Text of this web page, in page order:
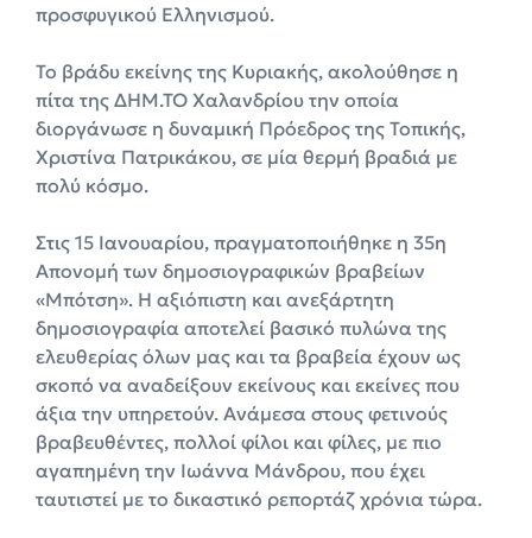
προσφυγικού Ελληνισμού.
To βράδυ εκείνης της Κυριακής, ακολούθησε η
πίτα της ΔΗΜ.ΤΟ Χαλανδρίου την οποία
διοργάνωσε η δυναμική Πρόεδρος της Τοπικής,
Χριστίνα Πατρικάκου, σε μία θερμή βραδιά με
πολύ κόσμο.
Στις 15 Ιανουαρίου, πραγματοποιήθηκε η 35η
Απονομή των δημοσιογραφικών βραβείων
«Μπότση». Η αξιόπιστη και ανεξάρτητη
δημοσιογραφία αποτελεί βασικό πυλώνα της
ελευθερίας όλων μας και τα βραβεία έχουν ως
σκοπό να αναδείξουν εκείνους και εκείνες που
άξια την υπηρετούν. Ανάμεσα στους φετινούς
βραβευθέντες, πολλοί φίλοι και φίλες, με πιο
αγαπημένη την Ιωάννα Μάνδρου, που έχει
ταυτιστεί με το δικαστικό ρεπορτάζ χρόνια τώρα.